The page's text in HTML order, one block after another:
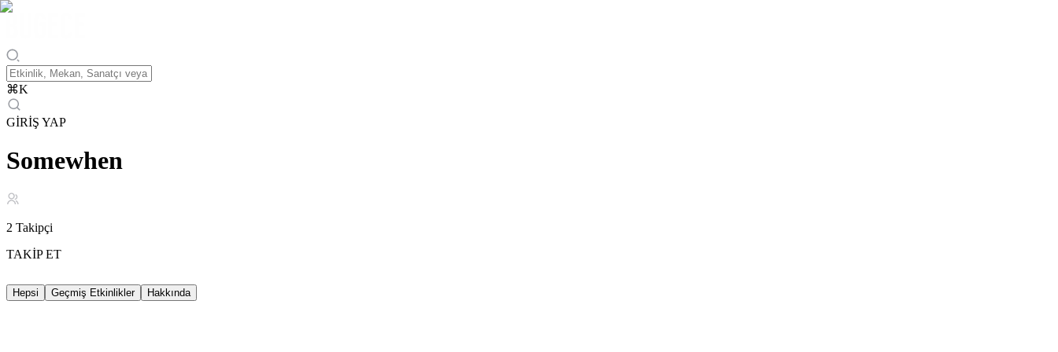
⌘K
GİRİŞ YAP
Somewhen
2 Takipçi
TAKİP ET
Hepsi Geçmiş Etkinlikler Hakkında